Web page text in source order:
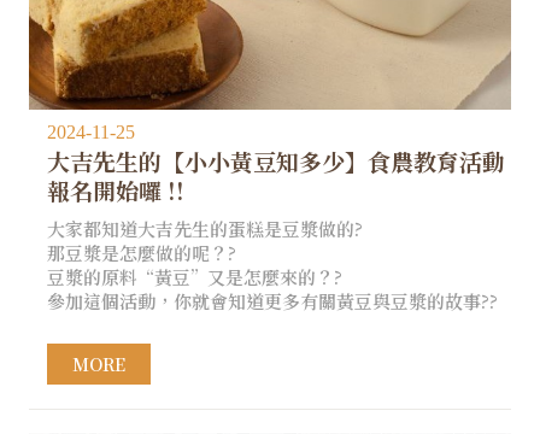
2024-11-25
大吉先生的【小小黃豆知多少】食農教育活動
報名開始囉 !!
大家都知道大吉先生的蛋糕是豆漿做的?
那豆漿是怎麼做的呢？?
豆漿的原料“黃豆”又是怎麼來的？?
參加這個活動，你就會知道更多有關黃豆與豆漿的故事??
MORE